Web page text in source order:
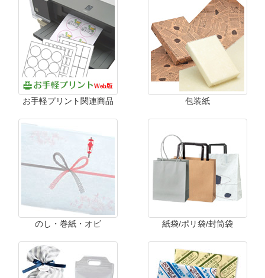
お手軽プリント関連商品 包装紙
のし・巻紙・オビ 紙袋/ポリ袋/封筒袋